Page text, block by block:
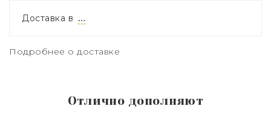
Доставка в …
Подробнее о доставке
Отлично дополняют